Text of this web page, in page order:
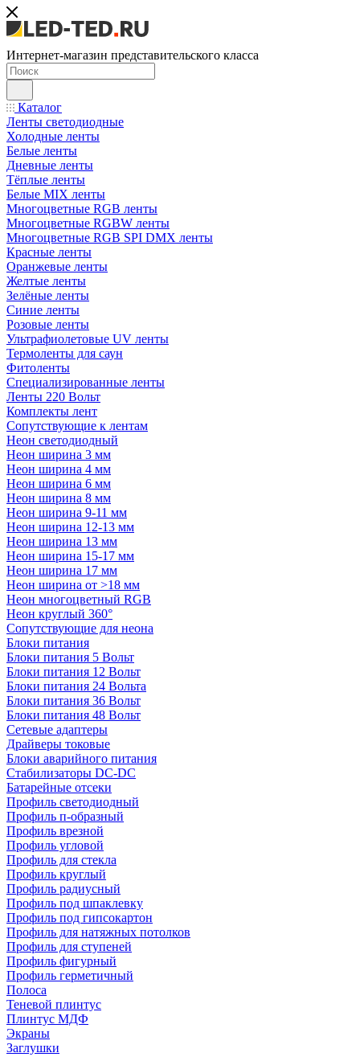
Интернет-магазин представительского класса
Каталог
Ленты светодиодные
Холодные ленты
Белые ленты
Дневные ленты
Тёплые ленты
Белые MIX ленты
Многоцветные RGB ленты
Многоцветные RGBW ленты
Многоцветные RGB SPI DMX ленты
Красные ленты
Оранжевые ленты
Желтые ленты
Зелёные ленты
Синие ленты
Розовые ленты
Ультрафиолетовые UV ленты
Термоленты для саун
Фитоленты
Специализированные ленты
Ленты 220 Вольт
Комплекты лент
Сопутствующие к лентам
Неон светодиодный
Неон ширина 3 мм
Неон ширина 4 мм
Неон ширина 6 мм
Неон ширина 8 мм
Неон ширина 9-11 мм
Неон ширина 12-13 мм
Неон ширина 13 мм
Неон ширина 15-17 мм
Неон ширина 17 мм
Неон ширина от >18 мм
Неон многоцветный RGB
Неон круглый 360°
Сопутствующие для неона
Блоки питания
Блоки питания 5 Вольт
Блоки питания 12 Вольт
Блоки питания 24 Вольта
Блоки питания 36 Вольт
Блоки питания 48 Вольт
Сетевые адаптеры
Драйверы токовые
Блоки аварийного питания
Стабилизаторы DC-DC
Батарейные отсеки
Профиль светодиодный
Профиль п-образный
Профиль врезной
Профиль угловой
Профиль для стекла
Профиль круглый
Профиль радиусный
Профиль под шпаклевку
Профиль под гипсокартон
Профиль для натяжных потолков
Профиль для ступеней
Профиль фигурный
Профиль герметичный
Полоса
Теневой плинтус
Плинтус МДФ
Экраны
Заглушки